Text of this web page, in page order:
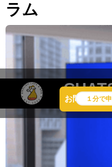
英会話カ
ラム
１分で
お問い合せ